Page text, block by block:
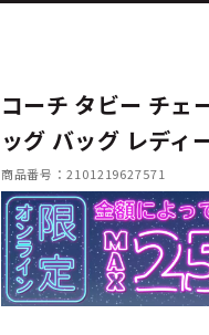
コーチ タビー チェ
ッグ バッグ レディ
商品番号：2101219627571